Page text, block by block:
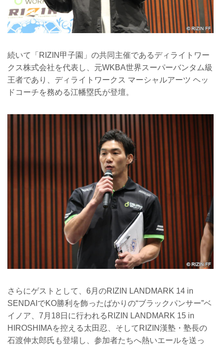
続いて「RIZIN甲子園」の共同主催であるディライトワー
クス株式会社を代表し、元WKBA世界スーパーバンタム級
王者であり、ディライトワークス マーシャルアーツ ヘッ
ドコーチを務める江幡塁氏が登壇。
さらにゲストとして、6月のRIZIN LANDMARK 14 in
SENDAIでKO勝利を飾ったばかりの“ブラックパンサー”ベ
イノア、7月18日に行われるRIZIN LANDMARK 15 in
HIROSHIMAを控える太田忍、そしてRIZIN漢塾・塾長の
石渡伸太郎氏も登場し、参加者たちへ熱いエールを送っ